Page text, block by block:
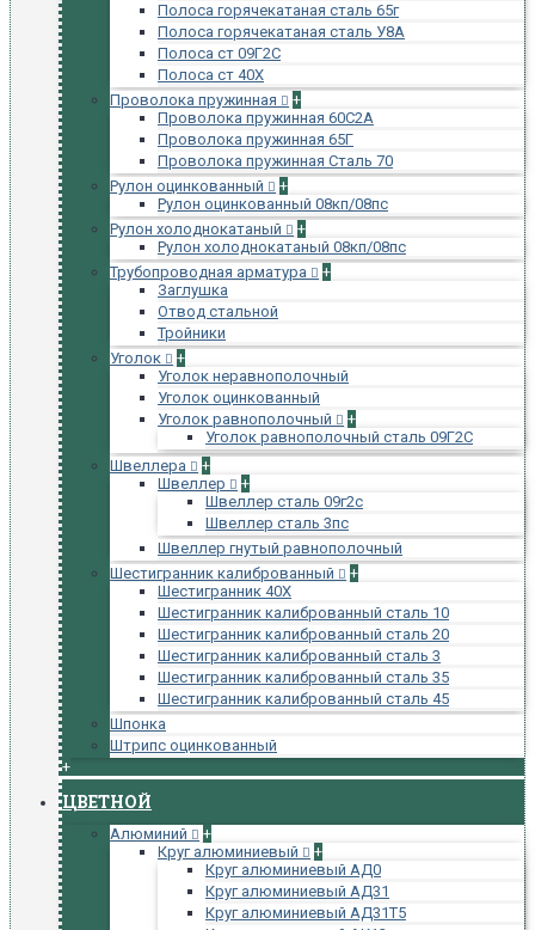
Полоса горячекатаная сталь 65г
Полоса горячекатаная сталь У8А
Полоса ст 09Г2С
Полоса ст 40Х
Проволока пружинная
+
Проволока пружинная 60С2А
Проволока пружинная 65Г
Проволока пружинная Сталь 70
Рулон оцинкованный
+
Рулон оцинкованный 08кп/08пс
Рулон холоднокатаный
+
Рулон холоднокатаный 08кп/08пс
Трубопроводная арматура
+
Заглушка
Отвод стальной
Тройники
Уголок
+
Уголок неравнополочный
Уголок оцинкованный
Уголок равнополочный
+
Уголок равнополочный сталь 09Г2С
Швеллера
+
Швеллер
+
Швеллер сталь 09г2с
Швеллер сталь 3пс
Швеллер гнутый равнополочный
Шестигранник калиброванный
+
Шестигранник 40Х
Шестигранник калиброванный сталь 10
Шестигранник калиброванный сталь 20
Шестигранник калиброванный сталь 3
Шестигранник калиброванный сталь 35
Шестигранник калиброванный сталь 45
Шпонка
Штрипс оцинкованный
+
ЦВЕТНОЙ
Алюминий
+
Круг алюминиевый
+
Круг алюминиевый АД0
Круг алюминиевый АД31
Круг алюминиевый АД31Т5